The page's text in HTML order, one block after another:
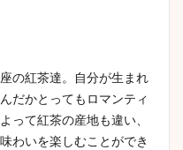
の紅茶達。自分が生まれ
だかとってもロマンティ
って紅茶の産地も違い、
わいを楽しむことができ